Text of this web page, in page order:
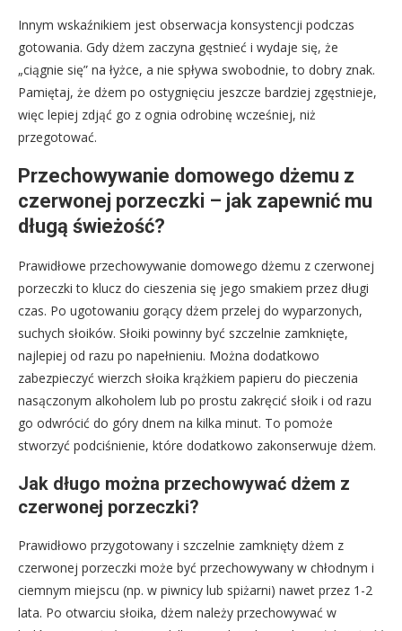
Innym wskaźnikiem jest obserwacja konsystencji podczas
gotowania. Gdy dżem zaczyna gęstnieć i wydaje się, że
„ciągnie się” na łyżce, a nie spływa swobodnie, to dobry znak.
Pamiętaj, że dżem po ostygnięciu jeszcze bardziej zgęstnieje,
więc lepiej zdjąć go z ognia odrobinę wcześniej, niż
przegotować.
Przechowywanie domowego dżemu z
czerwonej porzeczki – jak zapewnić mu
długą świeżość?
Prawidłowe przechowywanie domowego dżemu z czerwonej
porzeczki to klucz do cieszenia się jego smakiem przez długi
czas. Po ugotowaniu gorący dżem przelej do wyparzonych,
suchych słoików. Słoiki powinny być szczelnie zamknięte,
najlepiej od razu po napełnieniu. Można dodatkowo
zabezpieczyć wierzch słoika krążkiem papieru do pieczenia
nasączonym alkoholem lub po prostu zakręcić słoik i od razu
go odwrócić do góry dnem na kilka minut. To pomoże
stworzyć podciśnienie, które dodatkowo zakonserwuje dżem.
Jak długo można przechowywać dżem z
czerwonej porzeczki?
Prawidłowo przygotowany i szczelnie zamknięty dżem z
czerwonej porzeczki może być przechowywany w chłodnym i
ciemnym miejscu (np. w piwnicy lub spiżarni) nawet przez 1-2
lata. Po otwarciu słoika, dżem należy przechowywać w